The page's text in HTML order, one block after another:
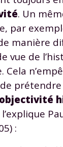
. Un
par
manière
vue de
Cela
objectivité
: